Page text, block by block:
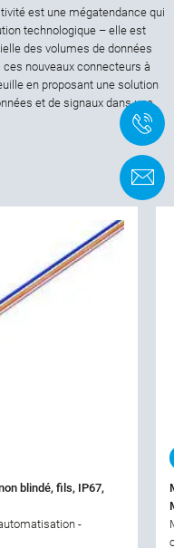
est une mégatendance qui
technologique – elle est
des volumes de données
nouveaux connecteurs à
en proposant une solution
et de signaux dans une
blindé, fils, IP67,
-